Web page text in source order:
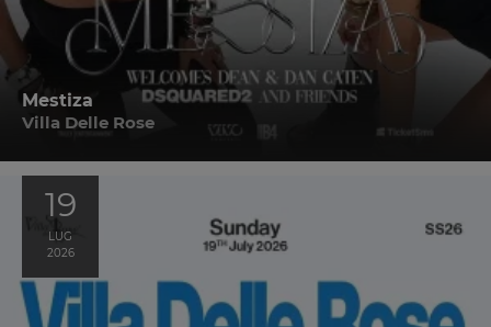
Mestiza
Villa Delle Rose
19
LUG
2026